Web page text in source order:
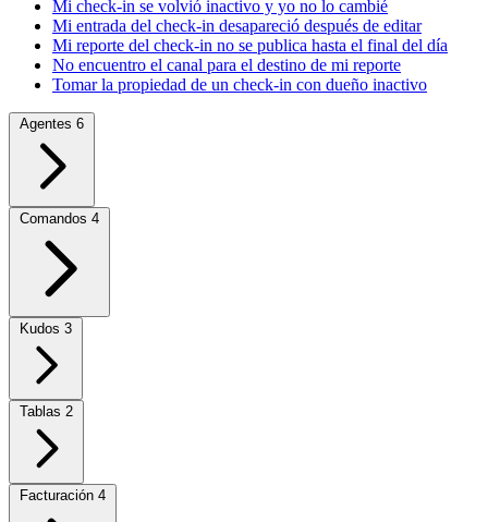
Mi check-in se volvió inactivo y yo no lo cambié
Mi entrada del check-in desapareció después de editar
Mi reporte del check-in no se publica hasta el final del día
No encuentro el canal para el destino de mi reporte
Tomar la propiedad de un check-in con dueño inactivo
Agentes 6
Comandos 4
Kudos 3
Tablas 2
Facturación 4